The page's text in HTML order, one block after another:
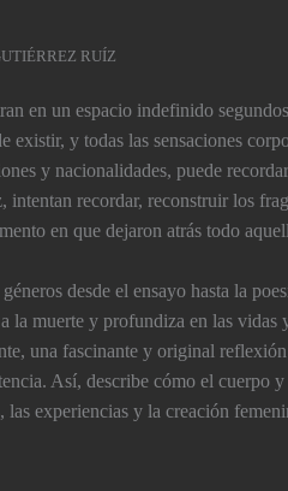
RUÍZ
en un espacio indefinido
existir, y todas las sensaciones
y nacionalidades, puede
intentan recordar, reconstruir los
en que dejaron atrás todo
desde el ensayo hasta la
la muerte y profundiza en las vidas
una fascinante y original
Así­, describe cómo el cuerpo
las experiencias y la creación